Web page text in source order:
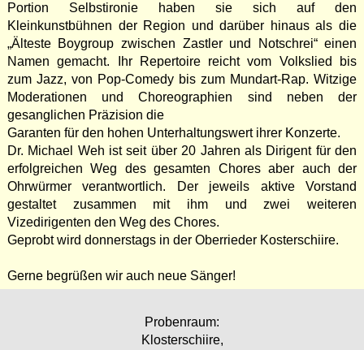
Portion Selbstironie haben sie sich auf den
Kleinkunstbühnen der Region und darüber hinaus als die
„Älteste Boygroup zwischen Zastler und Notschrei“ einen
Namen gemacht. Ihr Repertoire reicht vom Volkslied bis
zum Jazz, von Pop-Comedy bis zum Mundart-Rap. Witzige
Moderationen und Choreographien sind neben der
gesanglichen Präzision die
Garanten für den hohen Unterhaltungswert ihrer Konzerte.
Dr. Michael Weh ist seit über 20 Jahren als Dirigent für den
erfolgreichen Weg des gesamten Chores aber auch der
Ohrwürmer verantwortlich. Der jeweils aktive Vorstand
gestaltet zusammen mit ihm und zwei weiteren
Vizedirigenten den Weg des Chores.
Geprobt wird donnerstags in der Oberrieder Kosterschiire.
Gerne begrüßen wir auch neue Sänger!
Probenraum:
Klosterschiire,